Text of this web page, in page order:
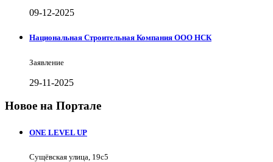
09-12-2025
Национальная Строительная Компания ООО НСК
Заявление
29-11-2025
Новое на Портале
ONE LEVEL UP
Сущёвская улица, 19с5